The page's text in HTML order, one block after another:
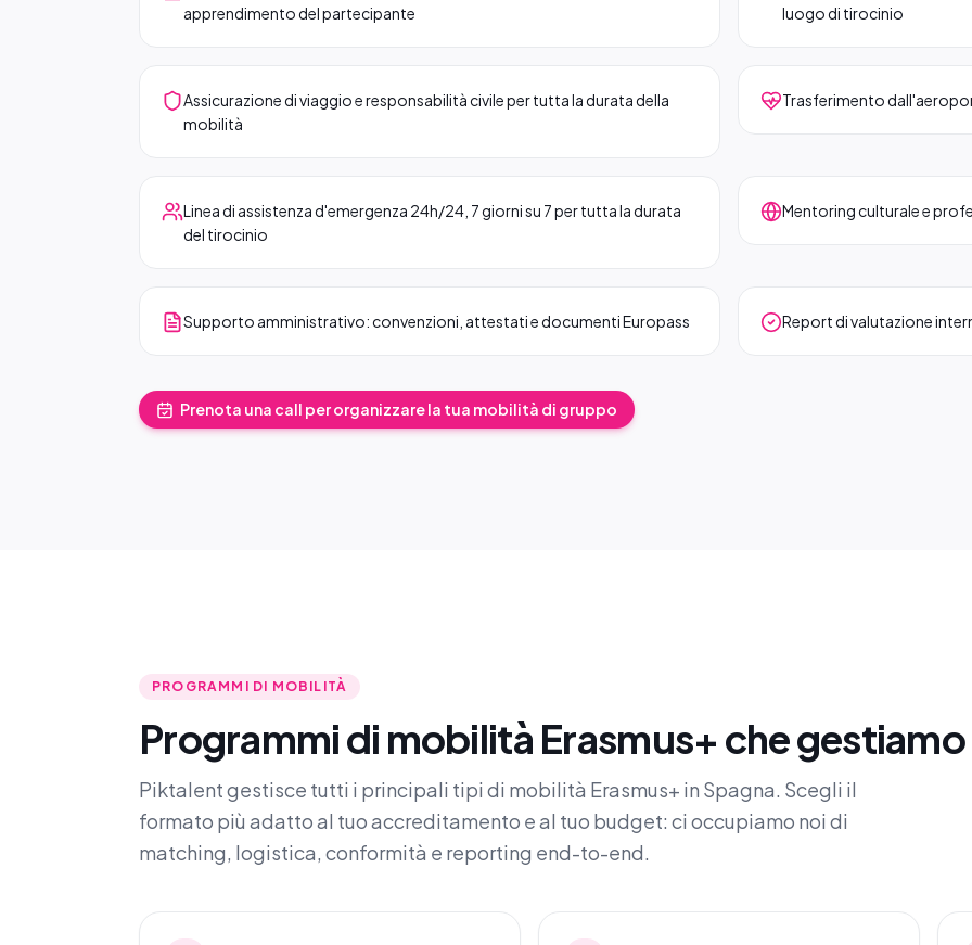
apprendimento del partecipante
luogo di tirocinio
Assicurazione di viaggio e responsabilità civile per tutta la durata della
mobilità
Trasferimento
Linea di assistenza d'emergenza 24h/24, 7 giorni su 7 per tutta la durata
del tirocinio
Mentoring culturale e
Supporto amministrativo: convenzioni, attestati e documenti Europass Report di valutazione
Prenota una call per organizzare la tua mobilità di gruppo
PROGRAMMI DI MOBILITÀ
Programmi di mobilità Erasmus+ che gestiamo
Piktalent gestisce tutti i principali tipi di mobilità Erasmus+ in Spagna. Scegli il
formato più adatto al tuo accreditamento e al tuo budget: ci occupiamo noi di
matching, logistica, conformità e reporting end-to-end.